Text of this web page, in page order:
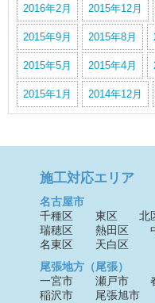
2016年2月 2015年12月
2015年9月 2015年8月
2015年5月 2015年4月
2015年1月 2014年12月
施工対応エリア
名古屋市
千種区
東区 北
瑞穂区
熱田区
名東区
天白区
尾張地方（尾張）
一宮市
瀬戸市
稲沢市
尾張旭市